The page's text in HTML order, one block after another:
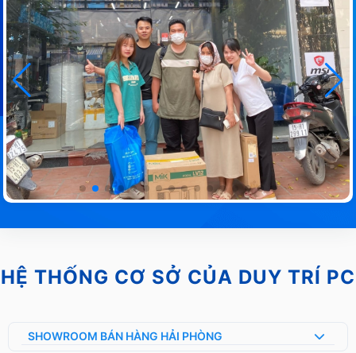
HỆ THỐNG CƠ SỞ CỦA DUY TRÍ PC
SHOWROOM BÁN HÀNG HẢI PHÒNG